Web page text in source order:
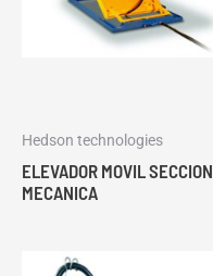
Hedson technologies
ELEVADOR MOVIL SECCION
MECANICA